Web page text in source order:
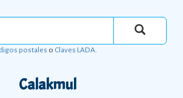
postales o Claves LADA.
Calakmul